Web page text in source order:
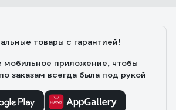
товары с гарантией!
мобильное приложение, чтобы
заказам всегда была под рукой